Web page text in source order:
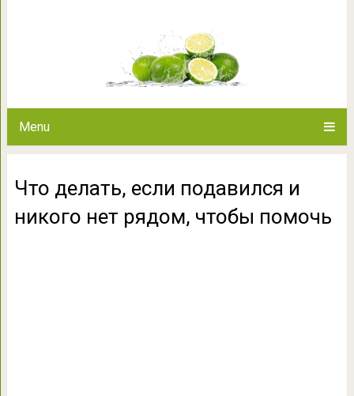
Menu
Что делать, если подавился и
никого нет рядом, чтобы помочь